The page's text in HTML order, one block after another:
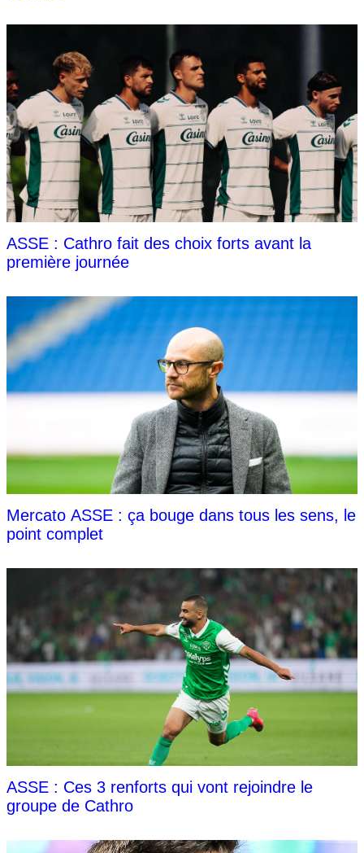
ASSE : Cathro fait des choix forts avant la
première journée
Mercato ASSE : ça bouge dans tous les sens, le
point complet
ASSE : Ces 3 renforts qui vont rejoindre le
groupe de Cathro